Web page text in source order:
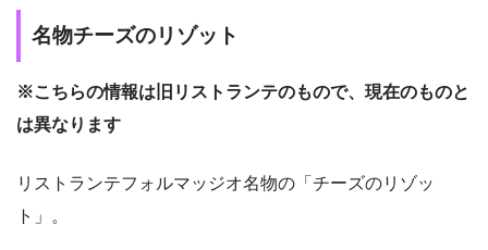
名物チーズのリゾット
※こちらの情報は旧リストランテのもので、現在のものと
は異なります
リストランテフォルマッジオ名物の「チーズのリゾッ
ト」。